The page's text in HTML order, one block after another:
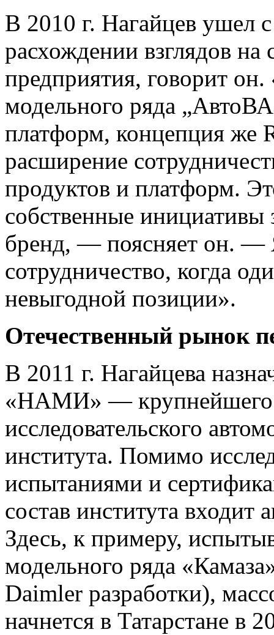
В 2010 г. Нагайцев
расхождении взглядов на
предприятия, говорит он.
модельного ряда
платформ, концепция же
расширение
продуктов и платформ.
собственные
бренд, — поясняет он. —
сотрудничество, когда
невыгодной позиции».
Отечественный рынок
В 2011 г. Нагайцева
«НАМИ» — крупнейшего
исследовательского
института. Помимо
испытаниями и
состав института
Здесь, к примеру,
модельного ряда
Daimler разработки),
начнется в Татарстане в